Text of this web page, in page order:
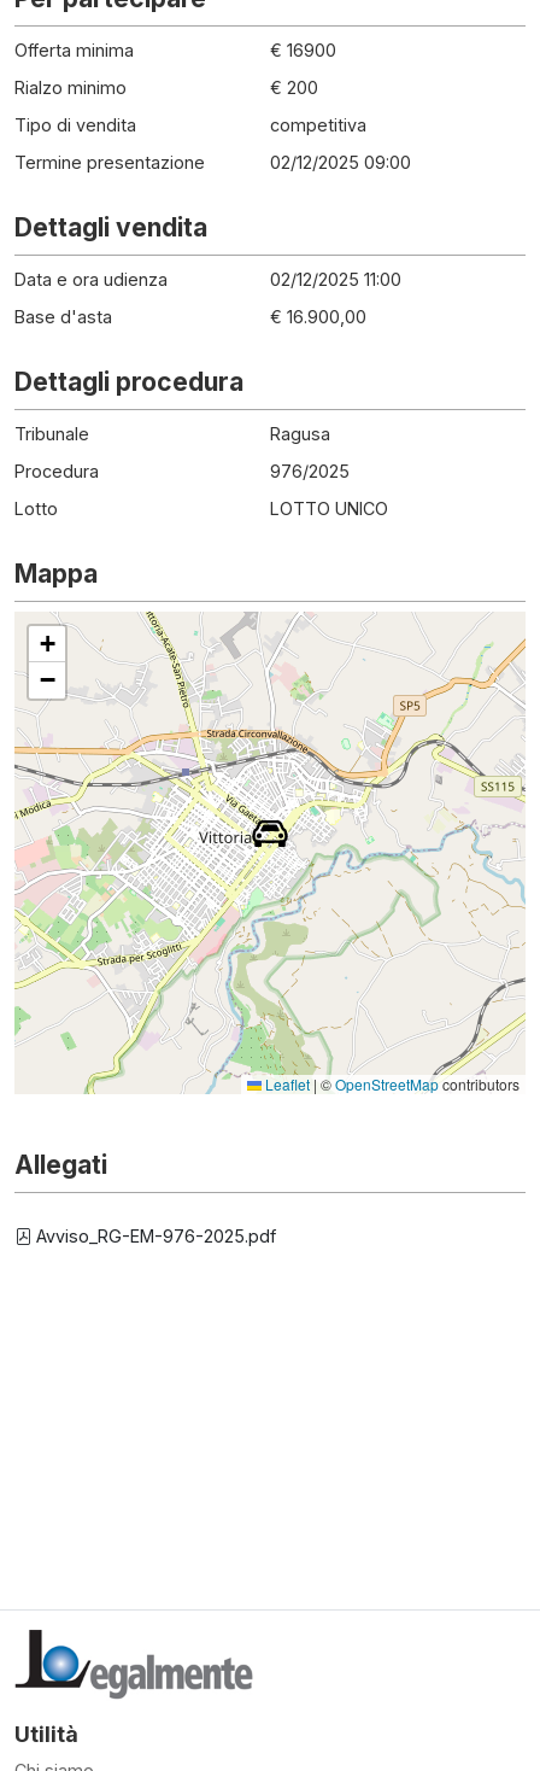
Offerta minima
€ 16900
Rialzo minimo
€ 200
Tipo di vendita
competitiva
Termine presentazione
02/12/2025 09:00
Dettagli vendita
Data e ora udienza
02/12/2025 11:00
Base d'asta
€ 16.900,00
Dettagli procedura
Tribunale
Ragusa
Procedura
976/2025
Lotto
LOTTO UNICO
Mappa
+
−
Leaflet | ©OpenStreetMapcontributors
Allegati
Avviso_RG-EM-976-2025.pdf
Utilità